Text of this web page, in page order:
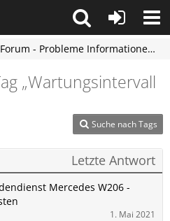
Mercedes C Klasse W206 Forum - Probleme Informationen und Erfahrungen
„Wartungsintervall
Suche nach Tags
Letzte Antwort
Mercedes W206 -
1. Mai 2021